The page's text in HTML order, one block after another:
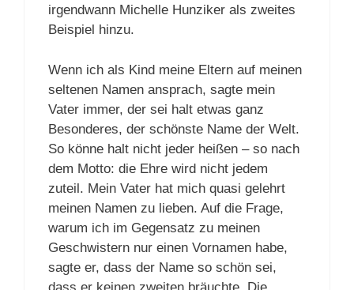
irgendwann Michelle Hunziker als zweites
Beispiel hinzu.
Wenn ich als Kind meine Eltern auf meinen
seltenen Namen ansprach, sagte mein
Vater immer, der sei halt etwas ganz
Besonderes, der schönste Name der Welt.
So könne halt nicht jeder heißen – so nach
dem Motto: die Ehre wird nicht jedem
zuteil. Mein Vater hat mich quasi gelehrt
meinen Namen zu lieben. Auf die Frage,
warum ich im Gegensatz zu meinen
Geschwistern nur einen Vornamen habe,
sagte er, dass der Name so schön sei,
dass er keinen zweiten bräuchte. Die